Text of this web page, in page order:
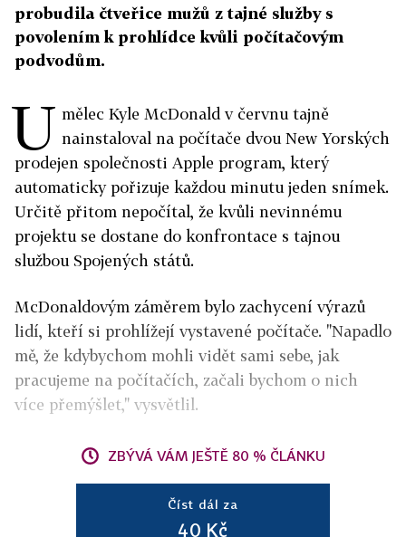
probudila čtveřice mužů z tajné služby s
povolením k prohlídce kvůli počítačovým
podvodům.
U mělec Kyle McDonald v červnu tajně
nainstaloval na počítače dvou New Yorských
prodejen společnosti Apple program, který
automaticky pořizuje každou minutu jeden snímek.
Určitě přitom nepočítal, že kvůli nevinnému
projektu se dostane do konfrontace s tajnou
službou Spojených států.
McDonaldovým záměrem bylo zachycení výrazů
lidí, kteří si prohlížejí vystavené počítače. "Napadlo
mě, že kdybychom mohli vidět sami sebe, jak
pracujeme na počítačích, začali bychom o nich
více přemýšlet," vysvětlil.
ZBÝVÁ VÁM JEŠTĚ 80 % ČLÁNKU
Číst dál za
40 Kč